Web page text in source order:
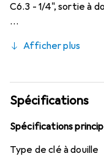
C6.3 - 1/4", sortie à
Afficher plus
Spécifications
Spécifications
Type de clé à douille